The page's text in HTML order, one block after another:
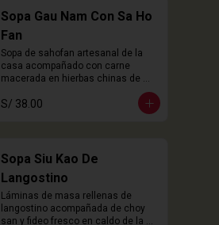
Sopa Gau Nam Con Sa Ho
Fan
Sopa de sahofan artesanal de la
casa acompañado con carne
macerada en hierbas chinas de
S/ 38.00
Sopa Siu Kao De
Langostino
Láminas de masa rellenas de
langostino acompañada de choy
san y fideo fresco en caldo de la